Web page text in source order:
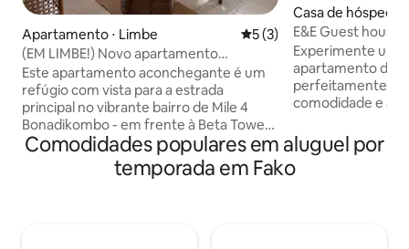
Apartamento ⋅ Limbe 5 de uma avaliação média
5 (3)
(EM LIMBE!) Novo apartamento
aconchegante com vistas panorâmicas
Este apartamento aconchegante é um
refúgio com vista para a estrada
principal no vibrante bairro de Mile 4
Bonadikombo - em frente à Beta Tower -
que fica na entrada cênica de Limbe. Sua
segurança, conforto e privacidade são
nossa maior prioridade. Nós nos
Casa de
E&E Guest house.
Experimente
apartamento de
perfeitamente
comodidade e
residencial
ambiente
comodidade de
Comodidades populares em aluguel por
temporada em Fako